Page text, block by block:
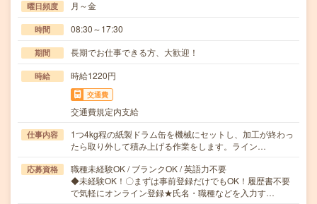
曜日頻度 月～金
時間 08:30～17:30
期間 長期でお仕事できる方、大歓迎！
時給 時給1220円
交通費
交通費規定内支給
仕事内容
1つ4kg程の紙製ドラム缶を機械にセットし、加工が終わっ
たら取り外して積み上げる作業をします。ライン…
応募資格
職種未経験OK / ブランクOK / 英語力不要
◆未経験OK！〇まずは事前登録だけでもOK！履歴書不要
で気軽にオンライン登録★氏名・職種などを入力す…